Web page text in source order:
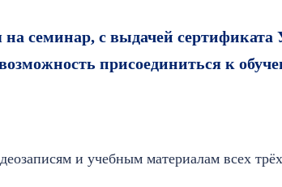
семинар, с выдачей сертификата
присоединиться к
и учебным материалам всех